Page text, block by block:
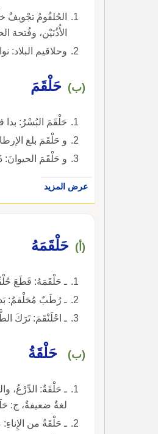
الحُلقُومُ تجْويفٌ
الأُذُنَيْن،
وحلاقيم البلاد:
(ب) حَلْقَمَ
حَلْقَمَ البُسْرُ:
و حَلْقَمَ بلغ
و حَلْقَمَ
عرض المزيد
(أ) حَلْقَمَهُ
ـ حَلْقَمَهُ: قَطَعَ
ـ رُطَبٌ مُحَلْقمٌ:
ـ احْلَنْقَمَ: تَرَكَ
(ب) حَلْقَةُ
ـ حَلْقَةُ: الدِّرْعُ،
لغةٌ ضعيفةٌ، ج:
ـ حَلْقَةُ من الإِناءِ: ما بَقِيَ خالياً بعدَ أن جُعِلَ فيه شيءٌ.